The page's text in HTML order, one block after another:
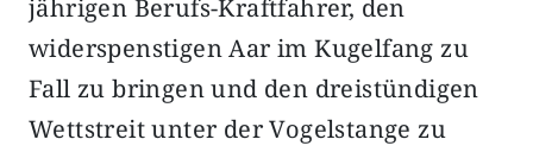
jährigen Berufs-Kraftfahrer, den
widerspenstigen Aar im Kugelfang zu
Fall zu bringen und den dreistündigen
Wettstreit unter der Vogelstange zu